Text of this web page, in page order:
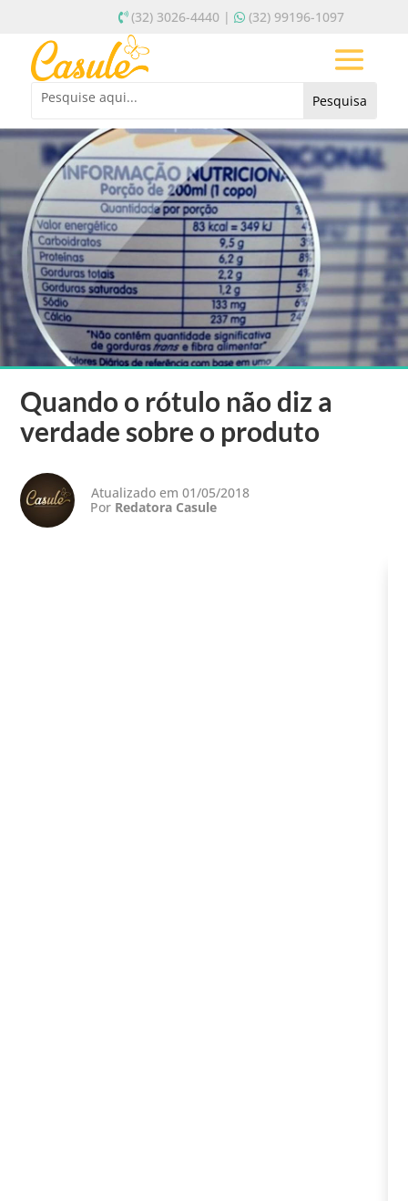
(32) 3026-4440 | (32) 99196-1097
Quando o rótulo não diz a
verdade sobre o produto
Atualizado em 01/05/2018
Por Redatora Casule